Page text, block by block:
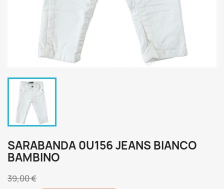
SARABANDA 0U156 JEANS BIANCO
BAMBINO
39,00 €